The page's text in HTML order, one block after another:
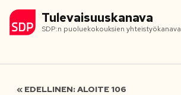
Tulevaisuuskanava
SDP:n puoluekokouksien yhteistyökanava
« EDELLINEN: ALOITE 106